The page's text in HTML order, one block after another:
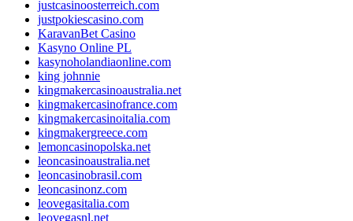
justcasinoosterreich.com
justpokiescasino.com
KaravanBet Casino
Kasyno Online PL
kasynoholandiaonline.com
king johnnie
kingmakercasinoaustralia.net
kingmakercasinofrance.com
kingmakercasinoitalia.com
kingmakergreece.com
lemoncasinopolska.net
leoncasinoaustralia.net
leoncasinobrasil.com
leoncasinonz.com
leovegasitalia.com
leovegasnl.net